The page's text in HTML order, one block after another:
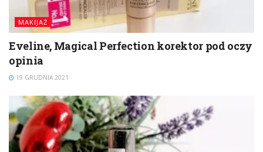
MAKIJAŻ
Eveline, Magical Perfection korektor pod oczy
opinia
19 GRUDNIA 2021